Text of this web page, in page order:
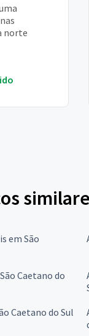
norte
em São
Caetano do
Caetano do Sul